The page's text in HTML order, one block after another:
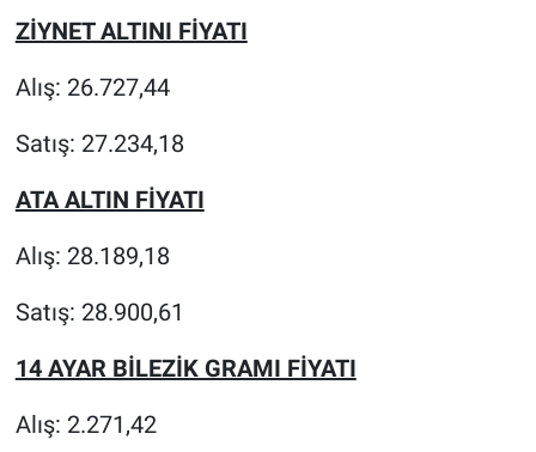
ZİYNET ALTINI FİYATI
Alış: 26.727,44
Satış: 27.234,18
ATA ALTIN FİYATI
Alış: 28.189,18
Satış: 28.900,61
14 AYAR BİLEZİK GRAMI FİYATI
Alış: 2.271,42